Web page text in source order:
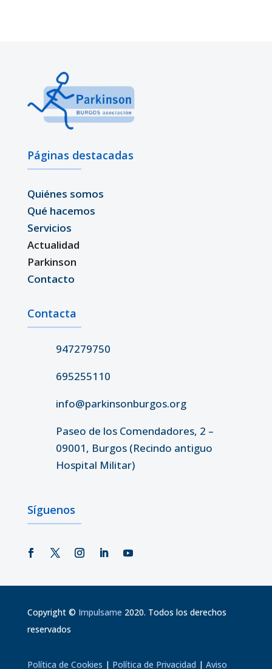
Páginas destacadas
Quiénes somos
Qué hacemos
Servicios
Actualidad
Parkinson
Contacto
Contacta
947279750
695255110
info@parkinsonburgos.org
Paseo de los Comendadores, 2 –
09001, Burgos (Recindo antiguo
Hospital Militar)
Síguenos
Copyright © Impulsame 2020. Todos los derechos
reservados
Política de Cookies | Política de Privacidad | Aviso